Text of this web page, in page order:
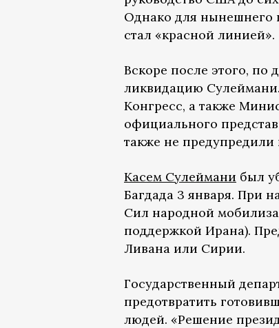
Однако для нынешнего
стал «красной линией».
Вскоре после этого, по
ликвидацию Сулеймани.
Конгресс, а также
официального
также не предупредили
Касем Сулеймани был
Багдада 3 января. При
Сил народной
поддержкой Ирана).
Ливана или Сирии.
Государственный
предотвратить
людей. «Решение